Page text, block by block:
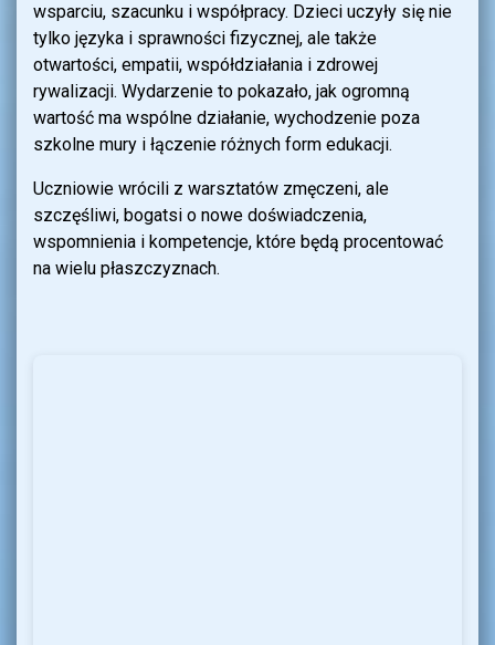
wsparciu, szacunku i współpracy. Dzieci uczyły się nie
tylko języka i sprawności fizycznej, ale także
otwartości, empatii, współdziałania i zdrowej
rywalizacji. Wydarzenie to pokazało, jak ogromną
wartość ma wspólne działanie, wychodzenie poza
szkolne mury i łączenie różnych form edukacji.
Uczniowie wrócili z warsztatów zmęczeni, ale
szczęśliwi, bogatsi o nowe doświadczenia,
wspomnienia i kompetencje, które będą procentować
na wielu płaszczyznach.